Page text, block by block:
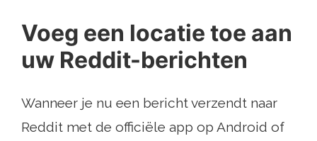
Voeg een locatie toe aan
uw Reddit-berichten
Wanneer je nu een bericht verzendt naar
Reddit met de officiële app op Android of